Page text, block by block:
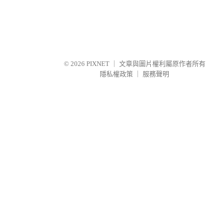
© 2026 PIXNET
文章與圖片權利屬原作者所有
隱私權政策
服務聲明